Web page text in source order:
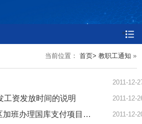
=
当前位置： 首页> 教职工通知 »
2011-12-
工资发放时间的说明 2011-12-
财务处关于在石牌校区加班办理国库支付项目报账的通知 2011-12-